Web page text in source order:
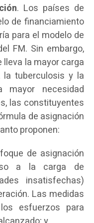
. Los países de
de financiamiento
para el modelo de
FM. Sin embargo,
la mayor carga
la tuberculosis y la
necesidad
las constituyentes
de asignación
proponen:
de asignación
a la carga de
insatisfechas)
Las medidas
esfuerzos para